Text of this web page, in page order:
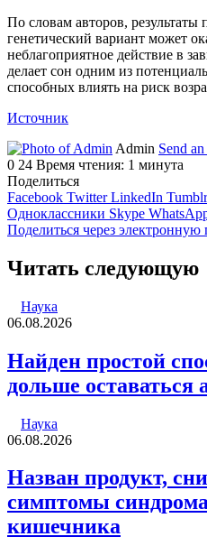
По словам авторов,
генетический вариант может
неблагоприятное действие в
делает сон одним из
способных влиять на риск
Источник
Admin Send
0 24 Время чтения: 1 минута
Поделиться
Facebook Twitter LinkedIn Tumblr
Одноклассники Skype
Поделиться через электронную
Читать следующую
Наука
06.08.2026
Найден простой
дольше
Наука
06.08.2026
Назван продукт,
симптомы
кишечника